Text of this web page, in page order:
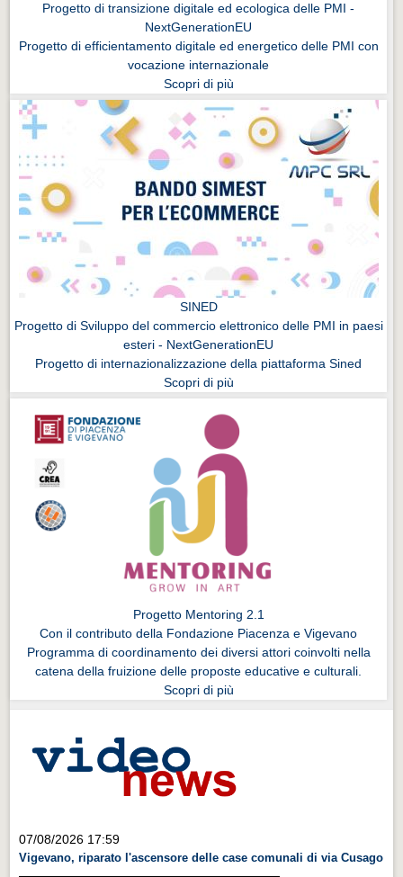
Progetto di transizione digitale ed ecologica delle PMI -
NextGenerationEU
Progetto di efficientamento digitale ed energetico delle PMI con
vocazione internazionale
Scopri di più
SINED
Progetto di Sviluppo del commercio elettronico delle PMI in paesi
esteri - NextGenerationEU
Progetto di internazionalizzazione della piattaforma Sined
Scopri di più
Progetto Mentoring 2.1
Con il contributo della Fondazione Piacenza e Vigevano
Programma di coordinamento dei diversi attori coinvolti nella
catena della fruizione delle proposte educative e culturali.
Scopri di più
07/08/2026 17:59
Vigevano, riparato l'ascensore delle case comunali di via Cusago